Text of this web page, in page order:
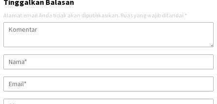
Tinggalkan Balasan
Alamat email Anda tidak akan dipublikasikan. Ruas yang wajib ditandai *